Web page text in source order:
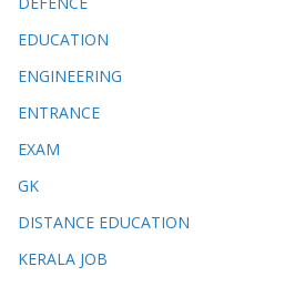
EDUCATION
ENGINEERING
ENTRANCE
EXAM
GK
DISTANCE EDUCATION
KERALA JOB